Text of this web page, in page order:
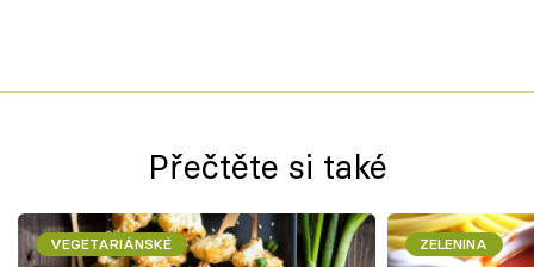
Přečtěte si také
VEGETARIÁNSKÉ ZELENINA